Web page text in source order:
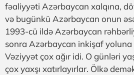
fəaliyyəti Azərbaycan xalqına,
və bugünkü Azərbaycan onun
1993-cü ildə Azərbaycan
sonra Azərbaycan inkişaf yoluna
Vəziyyət çox ağır idi. O günləri
çox yaxşı xatırlayırlar. Ölkə